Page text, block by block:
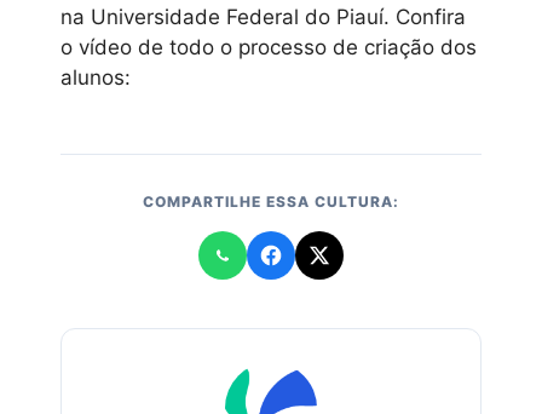
na Universidade Federal do Piauí. Confira
o vídeo de todo o processo de criação dos
alunos:
COMPARTILHE ESSA CULTURA: